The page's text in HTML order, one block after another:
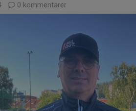
0 kommentarer